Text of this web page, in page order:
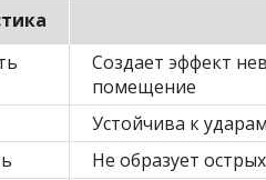
Создает эффект
помещение
Устойчива к
Не образует